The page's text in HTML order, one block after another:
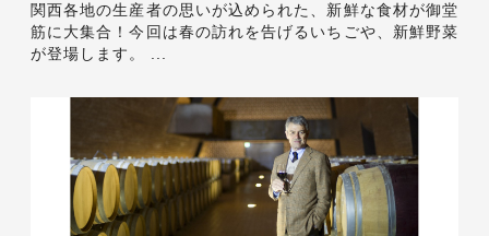
関西各地の生産者の思いが込められた、新鮮な食材が御堂
筋に大集合！今回は春の訪れを告げるいちごや、新鮮野菜
が登場します。 ...